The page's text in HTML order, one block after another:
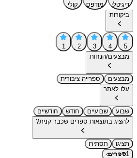
דיגיטלי מודפס
קולי
ביקורות
5
4
3
2
1
מבצעים/הנחות
מבצעים
ספרייה ציבורית
עלו לאתר
שבוע שבועיים חודש
חודשיים
להציג בתוצאות ספרים שכבר קנית?
תציגו
תסתירו
1ספרים›